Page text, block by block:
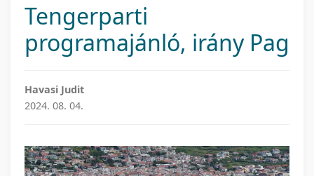
Tengerparti
programajánló, irány Pag
Havasi Judit
2024. 08. 04.